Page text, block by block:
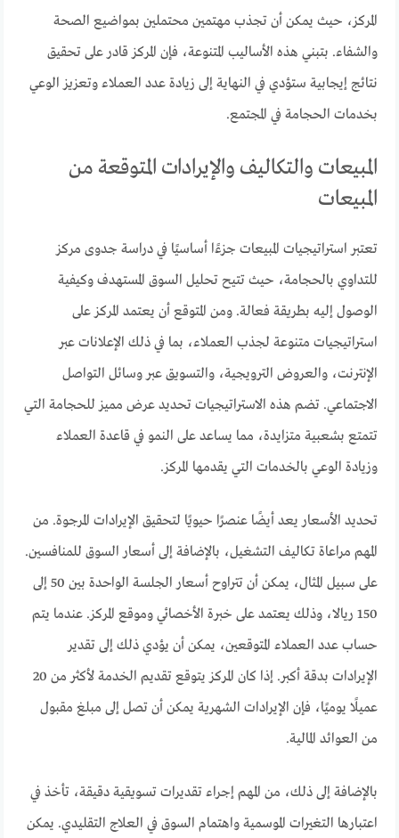
المركز، حيث يمكن أن تجذب مهتمين محتملين بمواضيع الصحة
والشفاء. بتبني هذه الأساليب المتنوعة، فإن المركز قادر على تحقيق
نتائج إيجابية ستؤدي في النهاية إلى زيادة عدد العملاء وتعزيز الوعي
بخدمات الحجامة في المجتمع.
المبيعات والتكاليف والإيرادات المتوقعة من
المبيعات
تعتبر استراتيجيات المبيعات جزءًا أساسيًا في دراسة جدوى مركز
للتداوي بالحجامة، حيث تتيح تحليل السوق المستهدف وكيفية
الوصول إليه بطريقة فعالة. ومن المتوقع أن يعتمد المركز على
استراتيجيات متنوعة لجذب العملاء، بما في ذلك الإعلانات عبر
الإنترنت، والعروض الترويجية، والتسويق عبر وسائل التواصل
الاجتماعي. تضم هذه الاستراتيجيات تحديد عرض مميز للحجامة التي
تتمتع بشعبية متزايدة، مما يساعد على النمو في قاعدة العملاء
وزيادة الوعي بالخدمات التي يقدمها المركز.
تحديد الأسعار يعد أيضًا عنصرًا حيويًا لتحقيق الإيرادات المرجوة. من
المهم مراعاة تكاليف التشغيل، بالإضافة إلى أسعار السوق للمنافسين.
على سبيل المثال، يمكن أن تتراوح أسعار الجلسة الواحدة بين 50 إلى
150 ريالا، وذلك يعتمد على خبرة الأخصائي وموقع المركز. عندما يتم
حساب عدد العملاء المتوقعين، يمكن أن يؤدي ذلك إلى تقدير
الإيرادات بدقة أكبر. إذا كان المركز يتوقع تقديم الخدمة لأكثر من 20
عميلًا يوميًا، فإن الإيرادات الشهرية يمكن أن تصل إلى مبلغ مقبول
من العوائد المالية.
بالإضافة إلى ذلك، من المهم إجراء تقديرات تسويقية دقيقة، تأخذ في
اعتبارها التغيرات الموسمية واهتمام السوق في العلاج التقليدي. يمكن